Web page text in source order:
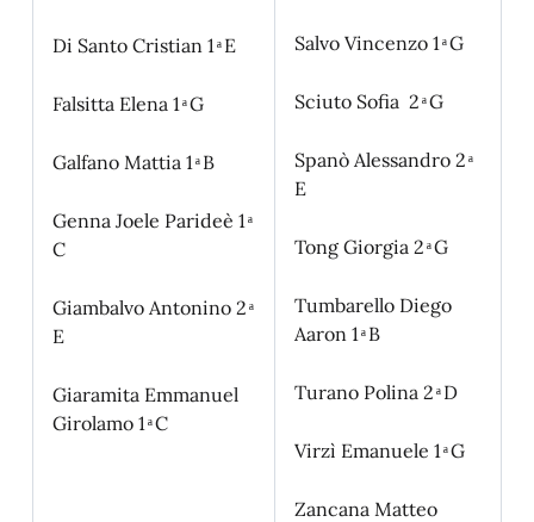
Di Santo Cristian 1 ͣ E
Falsitta Elena 1 ͣ G
Galfano Mattia 1 ͣ B
Genna Joele Parideè 1 ͣ
C
Giambalvo Antonino 2 ͣ
E
Giaramita Emmanuel
Girolamo 1 ͣ C
Salvo Vincenzo 1 ͣ G
Sciuto Sofia 2 ͣ G
Spanò Alessandro 2 ͣ
E
Tong Giorgia 2 ͣ G
Tumbarello Diego
Aaron 1 ͣ B
Turano Polina 2 ͣ D
Virzì Emanuele 1 ͣ G
Zancana Matteo